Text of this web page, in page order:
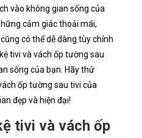
vào không gian sống của
cảm giác thoải mái,
có thể dễ dàng tùy chỉnh
tivi và vách ốp tường sau
sống của bạn. Hãy thử
ốp tường sau tivi của
đẹp và hiện đại!
tivi và vách ốp